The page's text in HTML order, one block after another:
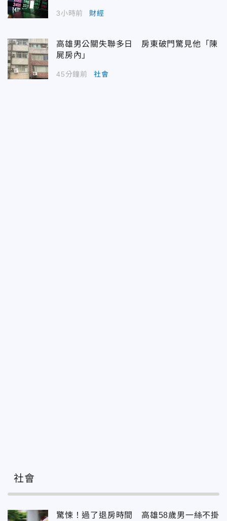
3小時前 財經
高雄男公關失聯多日 房東破門驚見他「陳
屍房內」
45分鐘前 社會
社會
驚悚！過了退房時間 高雄58歲男一絲不掛